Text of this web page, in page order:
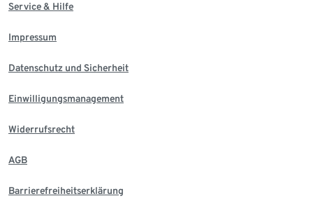
Service & Hilfe
Impressum
Datenschutz und Sicherheit
Einwilligungsmanagement
Widerrufsrecht
AGB
Barrierefreiheitserklärung